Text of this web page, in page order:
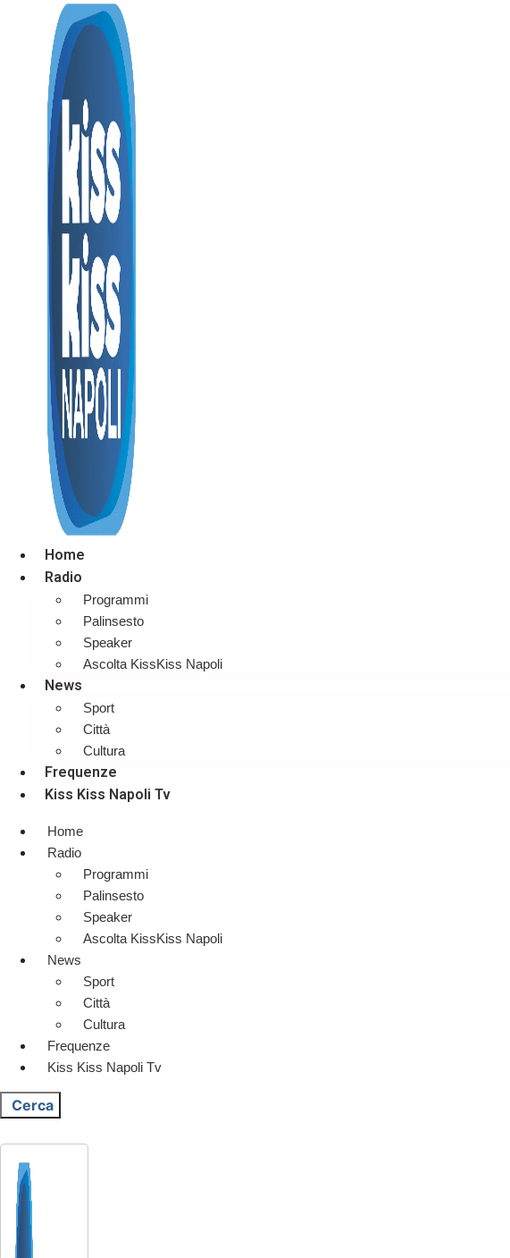
Home
Radio
Programmi
Palinsesto
Speaker
Ascolta KissKiss Napoli
News
Sport
Città
Cultura
Frequenze
Kiss Kiss Napoli Tv
Home
Radio
Programmi
Palinsesto
Speaker
Ascolta KissKiss Napoli
News
Sport
Città
Cultura
Frequenze
Kiss Kiss Napoli Tv
Cerca